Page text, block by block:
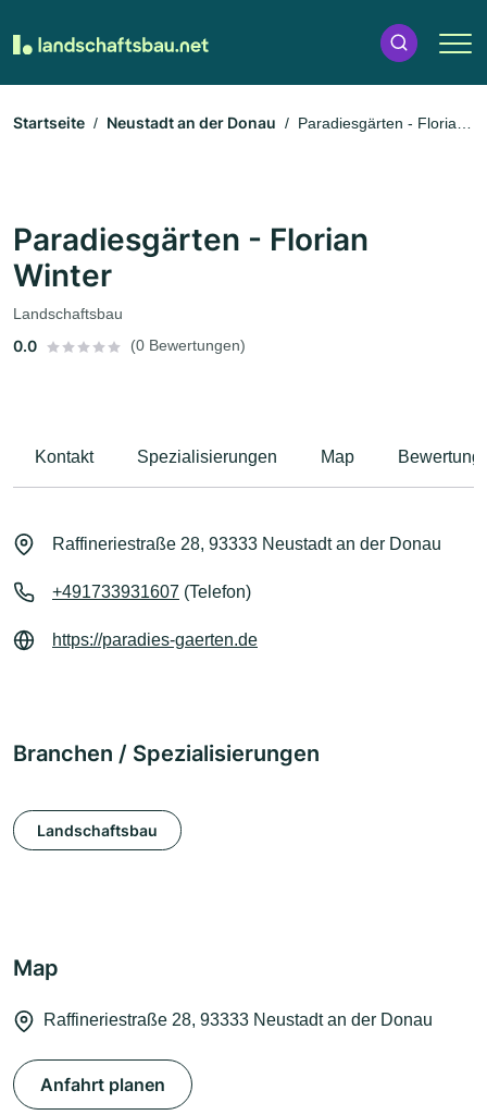
Startseite Neustadt an der Donau
Paradiesgärten - Florian
Paradiesgärten - Florian
Winter
Landschaftsbau
0.0 (0 Bewertungen)
Kontakt Spezialisierungen Map
Raffineriestraße 28, 93333 Neustadt an der Donau
+491733931607 (Telefon)
https://paradies-gaerten.de
Branchen / Spezialisierungen
Landschaftsbau
Map
Raffineriestraße 28, 93333 Neustadt an der Donau
Anfahrt planen